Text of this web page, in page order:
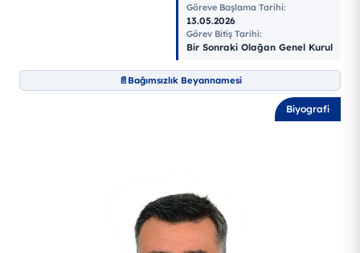
Göreve Başlama Tarihi:
13.05.2026
Görev Bitiş Tarihi:
Bir Sonraki Olağan Genel Kurul
Bağımsızlık Beyannamesi
Biyografi